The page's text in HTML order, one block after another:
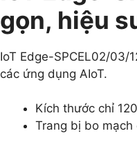
gọn, hiệu
IoT Edge-SPCEL02/03/
các ứng dụng AIoT.
Kích thước chỉ
Trang bị bo